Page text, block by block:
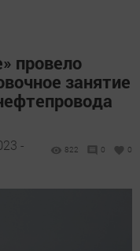
провело
занятие
-
822 0 0